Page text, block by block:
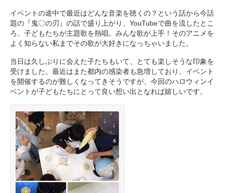
イベントの途中で最近はどんな音楽を聴くの？という話から今話
題の『鬼〇の刃』の話で盛り上がり、YouTubeで曲を流したとこ
ろ、子どもたちが主題歌を熱唱。みんな歌が上手！そのアニメを
よく知らない私までその歌が大好きになっちゃいました。
当日は久しぶりに会えた子たちもいて、とても楽しそうな印象を
受けました。最近はまた都内の感染者も急増しており、イベント
を開催するのが難しくなってきそうですが、今回のハロウィンイ
ベントが子どもたちにとって良い想い出となれば嬉しいです。